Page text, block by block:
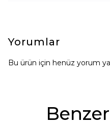
Yorumlar
Bu ürün için henüz yorum